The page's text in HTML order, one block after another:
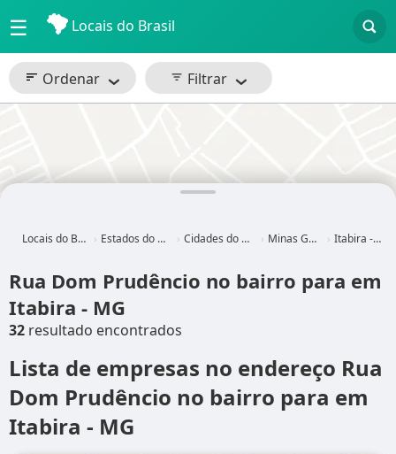
☰ Locais do Brasil
Ordenar Filtrar
Locais do Brasil Estados do Brasil Cidades do Brasil Minas Gerais Itabira - MG
Rua Dom Prudêncio no bairro para em
Itabira - MG
32 resultado encontrados
Lista de empresas no endereço Rua
Dom Prudêncio no bairro para em
Itabira - MG